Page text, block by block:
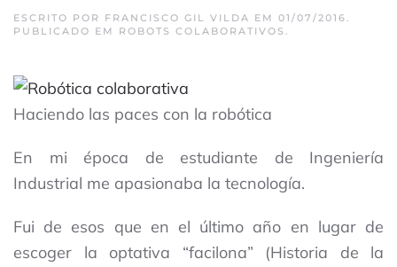
ESCRITO POR FRANCISCO GIL VILDA EM 01/07/2016.
PUBLICADO EM ROBOTS COLABORATIVOS .
Haciendo las paces con la robótica
En mi época de estudiante de Ingeniería
Industrial me apasionaba la tecnología.
Fui de esos que en el último año en lugar de
escoger la optativa “facilona” (Historia de la